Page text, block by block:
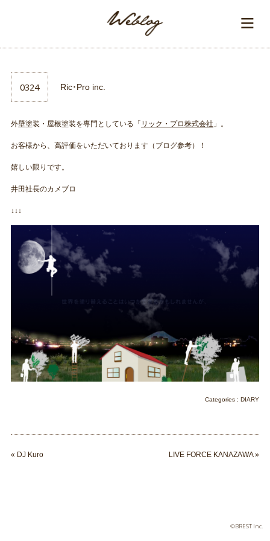
0324 Ric･Pro inc.
外壁塗装・屋根塗装を専門としている「 リック・プロ株式会社 」。
お客様から、高評価をいただいております（ブログ参考）！
嬉しい限りです。
井田社長のカメブロ
↓↓↓
Categories : DIARY
« DJ Kuro LIVE FORCE KANAZAWA»
©BREST Inc.